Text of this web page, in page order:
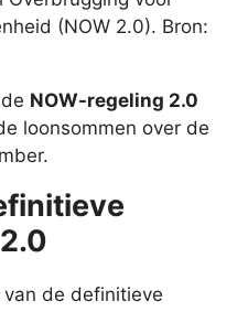
(NOW 2.0). Bron:
NOW-regeling 2.0
loonsommen over de
de definitieve